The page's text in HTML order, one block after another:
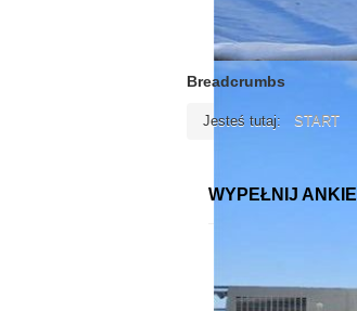
Breadcrumbs
Jesteś tutaj: START
WYPEŁNIJ